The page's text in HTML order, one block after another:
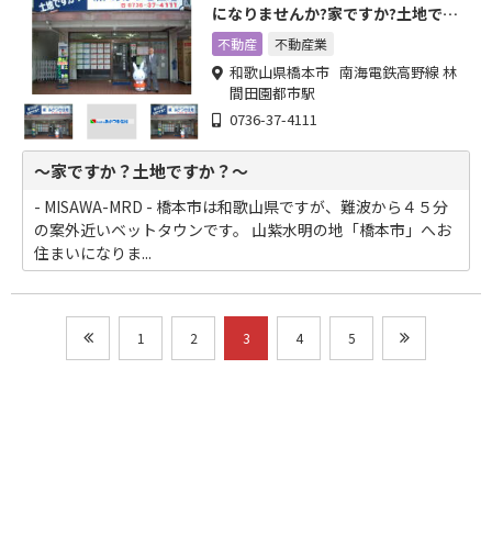
になりませんか?家ですか?土地です
か?
不動産 不動産業
和歌山県橋本市 南海電鉄高野線 林
間田園都市駅
0736-37-4111
～家ですか？土地ですか？～
- MISAWA-MRD - 橋本市は和歌山県ですが、難波から４５分
の案外近いベットタウンです。 山紫水明の地「橋本市」へお
住まいになりま...
1 2 3 4 5